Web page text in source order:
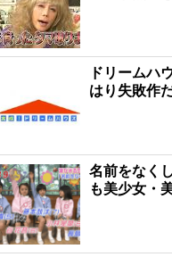
ドリームハ
はり失敗作
名前をなく
も美少女・